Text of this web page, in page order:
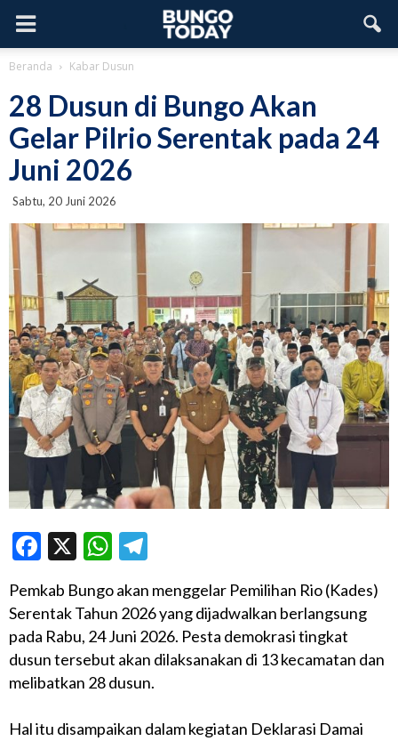
Beranda Kabar Dusun
28 Dusun di Bungo Akan
Gelar Pilrio Serentak pada 24
Juni 2026
Sabtu, 20 Juni 2026
Facebook
X WhatsApp
Pemkab Bungo akan menggelar Pemilihan Rio (Kades)
Serentak Tahun 2026 yang dijadwalkan berlangsung
pada Rabu, 24 Juni 2026. Pesta demokrasi tingkat
dusun tersebut akan dilaksanakan di 13 kecamatan dan
melibatkan 28 dusun.
Hal itu disampaikan dalam kegiatan Deklarasi Damai